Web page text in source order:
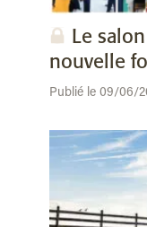
Le
nouvelle
Publié le 09/06/